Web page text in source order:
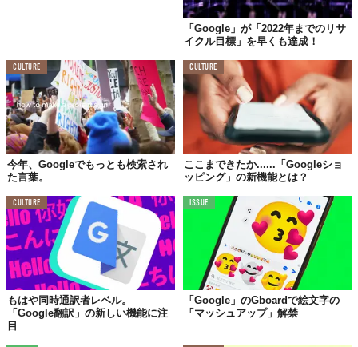
「Google」が「2022年までのリサ
イクル目標」を早くも達成！
CULTURE
今年、Googleでもっとも検索され
た言葉。
CULTURE
ここまできたか......「Googleショ
ッピング」の新機能とは？
CULTURE
もはや同時通訳者レベル。
「Google翻訳」の新しい機能に注
目
ISSUE
「Google」のGboardで絵文字の
「マッシュアップ」解禁